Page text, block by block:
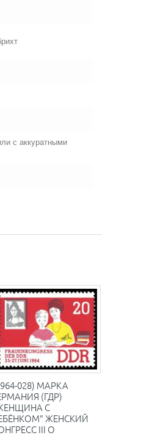
с аккуратными
028) МАРКА
(ГДР)
С
ЖЕНСКИЙ
III O